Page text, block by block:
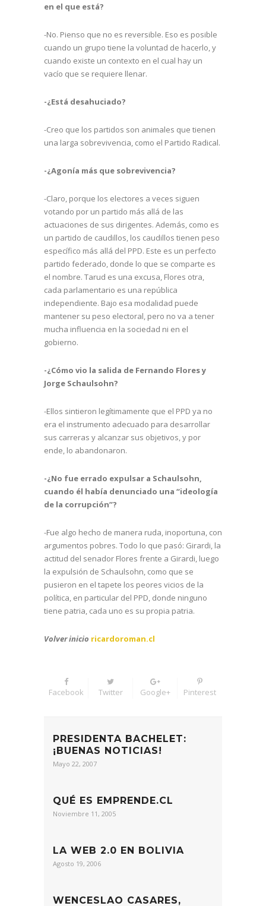
en el que está?
-No. Pienso que no es reversible. Eso es posible
cuando un grupo tiene la voluntad de hacerlo, y
cuando existe un contexto en el cual hay un
vacío que se requiere llenar.
-¿Está desahuciado?
-Creo que los partidos son animales que tienen
una larga sobrevivencia, como el Partido Radical.
-¿Agonía más que sobrevivencia?
-Claro, porque los electores a veces siguen
votando por un partido más allá de las
actuaciones de sus dirigentes. Además, como es
un partido de caudillos, los caudillos tienen peso
específico más allá del PPD. Este es un perfecto
partido federado, donde lo que se comparte es
el nombre. Tarud es una excusa, Flores otra,
cada parlamentario es una república
independiente. Bajo esa modalidad puede
mantener su peso electoral, pero no va a tener
mucha influencia en la sociedad ni en el
gobierno.
-¿Cómo vio la salida de Fernando Flores y
Jorge Schaulsohn?
-Ellos sintieron legítimamente que el PPD ya no
era el instrumento adecuado para desarrollar
sus carreras y alcanzar sus objetivos, y por
ende, lo abandonaron.
-¿No fue errado expulsar a Schaulsohn,
cuando él había denunciado una “ideología
de la corrupción”?
-Fue algo hecho de manera ruda, inoportuna, con
argumentos pobres. Todo lo que pasó: Girardi, la
actitud del senador Flores frente a Girardi, luego
la expulsión de Schaulsohn, como que se
pusieron en el tapete los peores vicios de la
política, en particular del PPD, donde ninguno
tiene patria, cada uno es su propia patria.
Volver inicio ricardoroman.cl
Facebook Twitter Google+ Pinterest
PRESIDENTA BACHELET:
¡BUENAS NOTICIAS!
Mayo 22, 2007
QUÉ ES EMPRENDE.CL
Noviembre 11, 2005
LA WEB 2.0 EN BOLIVIA
Agosto 19, 2006
WENCESLAO CASARES,